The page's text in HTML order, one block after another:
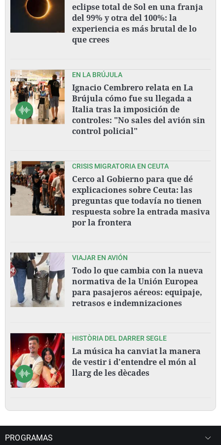
eclipse total de Sol en una franja
del 99% y otra del 100%: la
experiencia es más brutal de lo
que crees
EN LA BRÚJULA
Ignacio Cembrero relata en La
Brújula cómo fue su llegada a
Italia tras la imposición de
controles: "No sales del avión sin
control policial"
CRISIS MIGRATORIA EN CEUTA
Cerco al Gobierno para que dé
explicaciones sobre Ceuta: las
preguntas que todavía no tienen
respuesta sobre la entrada masiva
por la frontera
VIAJAR EN AVIÓN
Todo lo que cambia con la nueva
normativa de la Unión Europea
para pasajeros aéreos: equipaje,
retrasos e indemnizaciones
HISTÒRIA DEL DARRER SEGLE
La música ha canviat la manera
de vestir i d'entendre el món al
llarg de les dècades
PROGRAMAS